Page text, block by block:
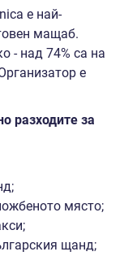
e най-
мащаб.
- над 74% са на
е
разходите за
място;
щанд;